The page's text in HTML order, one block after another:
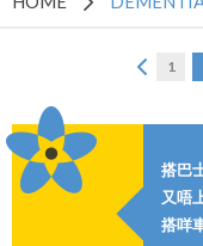
1
搭巴
又唔
搭咩